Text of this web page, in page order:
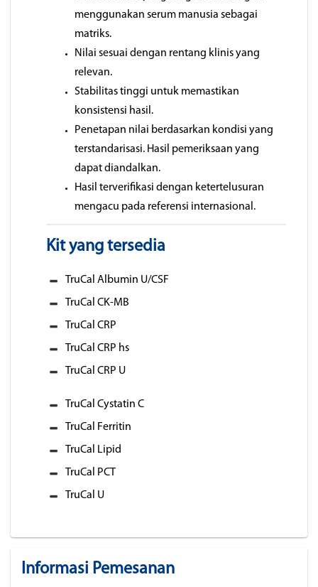
menggunakan serum manusia sebagai
matriks.
Nilai sesuai dengan rentang klinis yang
relevan.
Stabilitas tinggi untuk memastikan
konsistensi hasil.
Penetapan nilai berdasarkan kondisi yang
terstandarisasi. Hasil pemeriksaan yang
dapat diandalkan.
Hasil terverifikasi dengan ketertelusuran
mengacu pada referensi internasional.
Kit yang tersedia
TruCal Albumin U/CSF
TruCal CK-MB
TruCal CRP
TruCal CRP hs
TruCal CRP U
TruCal Cystatin C
TruCal Ferritin
TruCal Lipid
TruCal PCT
TruCal U
Informasi Pemesanan